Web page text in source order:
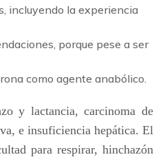
incluyendo la experiencia
porque pese a ser
como agente anabólico.
y lactancia, carcinoma de
e insuficiencia hepática. El
para respirar, hinchazón